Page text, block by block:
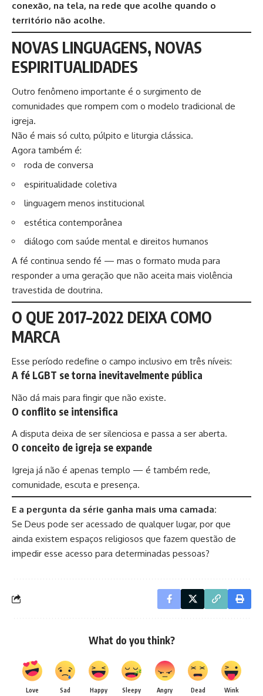
conexão, na tela, na rede que acolhe quando o
território não acolhe.
NOVAS LINGUAGENS, NOVAS
ESPIRITUALIDADES
Outro fenômeno importante é o surgimento de
comunidades que rompem com o modelo tradicional de
igreja.
Não é mais só culto, púlpito e liturgia clássica.
Agora também é:
roda de conversa
espiritualidade coletiva
linguagem menos institucional
estética contemporânea
diálogo com saúde mental e direitos humanos
A fé continua sendo fé — mas o formato muda para
responder a uma geração que não aceita mais violência
travestida de doutrina.
O QUE 2017–2022 DEIXA COMO
MARCA
Esse período redefine o campo inclusivo em três níveis:
A fé LGBT se torna inevitavelmente pública
Não dá mais para fingir que não existe.
O conflito se intensifica
A disputa deixa de ser silenciosa e passa a ser aberta.
O conceito de igreja se expande
Igreja já não é apenas templo — é também rede,
comunidade, escuta e presença.
E a pergunta da série ganha mais uma camada:
Se Deus pode ser acessado de qualquer lugar, por que
ainda existem espaços religiosos que fazem questão de
impedir esse acesso para determinadas pessoas?
What do you think?
Love Sad Happy Sleepy Angry Dead Wink